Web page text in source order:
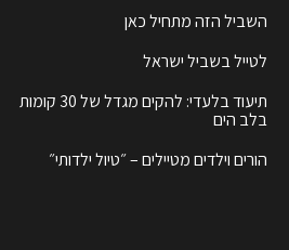
השביל הזה מתחיל כאן
לטייל בשביל ישראל
תיעוד בלעדי: להקים מגדל של 30 קומות
בלב הים
הורים וילדים מטיילים – ״טיול ילדותי״